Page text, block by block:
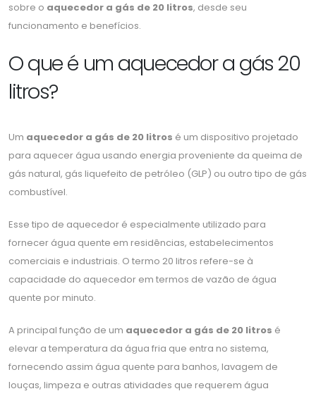
sobre o aquecedor a gás de 20 litros, desde seu
funcionamento e benefícios.
O que é um aquecedor a gás 20
litros?
Um aquecedor a gás de 20 litros é um dispositivo projetado
para aquecer água usando energia proveniente da queima de
gás natural, gás liquefeito de petróleo (GLP) ou outro tipo de gás
combustível.
Esse tipo de aquecedor é especialmente utilizado para
fornecer água quente em residências, estabelecimentos
comerciais e industriais. O termo 20 litros refere-se à
capacidade do aquecedor em termos de vazão de água
quente por minuto.
A principal função de um aquecedor a gás de 20 litros é
elevar a temperatura da água fria que entra no sistema,
fornecendo assim água quente para banhos, lavagem de
louças, limpeza e outras atividades que requerem água